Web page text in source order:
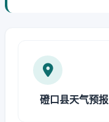
磴口县天气预报